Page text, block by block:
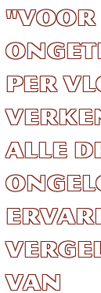
"Voor
per
alle
van